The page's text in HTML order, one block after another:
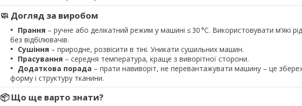
🧼 Догляд за виробом
Прання – ручне або делікатний режим у машині ≤ 30 °C. Використовувати м’які
без відбілювачів.
Сушіння – природне, розвісити в тіні. Уникати сушильних машин.
Прасування – середня температура, краще з виворітної сторони.
Додаткова порада – прати навиворіт, не перевантажувати машину – це
форму і структуру тканини.
📦 Що ще варто знати?